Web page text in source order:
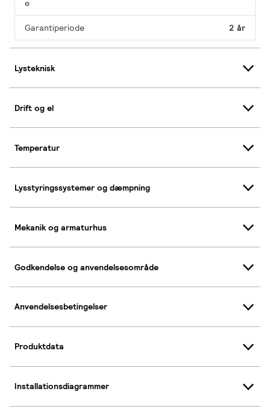
e
Garantiperiode 2 år
Lysteknisk
Drift og el
Temperatur
Lysstyringssystemer og dæmpning
Mekanik og armaturhus
Godkendelse og anvendelsesområde
Anvendelsesbetingelser
Produktdata
Installationsdiagrammer